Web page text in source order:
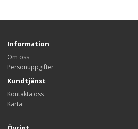
Information
Om oss
Personuppgifter
Kundtjänst
Kontakta oss
Karta